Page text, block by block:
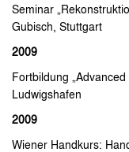
Seminar
Gubisch, Stuttgart
2009
Fortbildung
Ludwigshafen
2009
Wiener Handkurs: